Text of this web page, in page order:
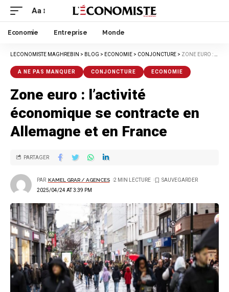
Aa
Economie Entreprise Monde
LECONOMISTE MAGHREBIN > BLOG > ECONOMIE > CONJONCTURE > ZONE EURO : L’ACTIVITÉ ÉCONOMIQUE SE CONTRACTE EN ALLEMAGNE ET EN FRANCE
A NE PAS MANQUER CONJONCTURE ECONOMIE
Zone euro : l’activité
économique se contracte en
Allemagne et en France
2025/04/24 AT 3:39 PM
PAR KAMEL GRAR / AGENCES 2 MIN LECTURE
PARTAGER